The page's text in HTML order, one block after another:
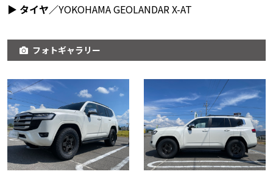
▶︎ タイヤ／YOKOHAMA GEOLANDAR X-AT
フォトギャラリー